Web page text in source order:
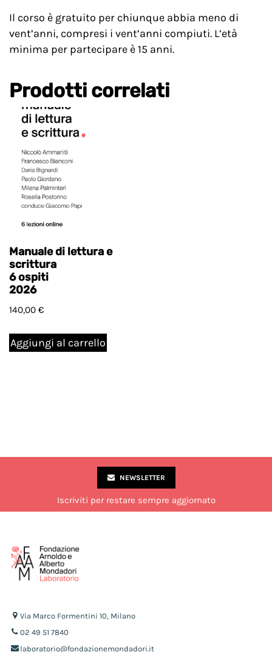
Il corso è gratuito per chiunque abbia meno di
vent’anni, compresi i vent’anni compiuti. L’età
minima per partecipare è 15 anni.
Prodotti correlati
Manuale di lettura e
scrittura
6 ospiti
2026
140,00 €
Aggiungi al carrello
NEWSLETTER
Iscriviti per restare sempre aggiornato
Via Marco Formentini 10, Milano
02 49 51 7840
laboratorio@fondazionemondadori.it